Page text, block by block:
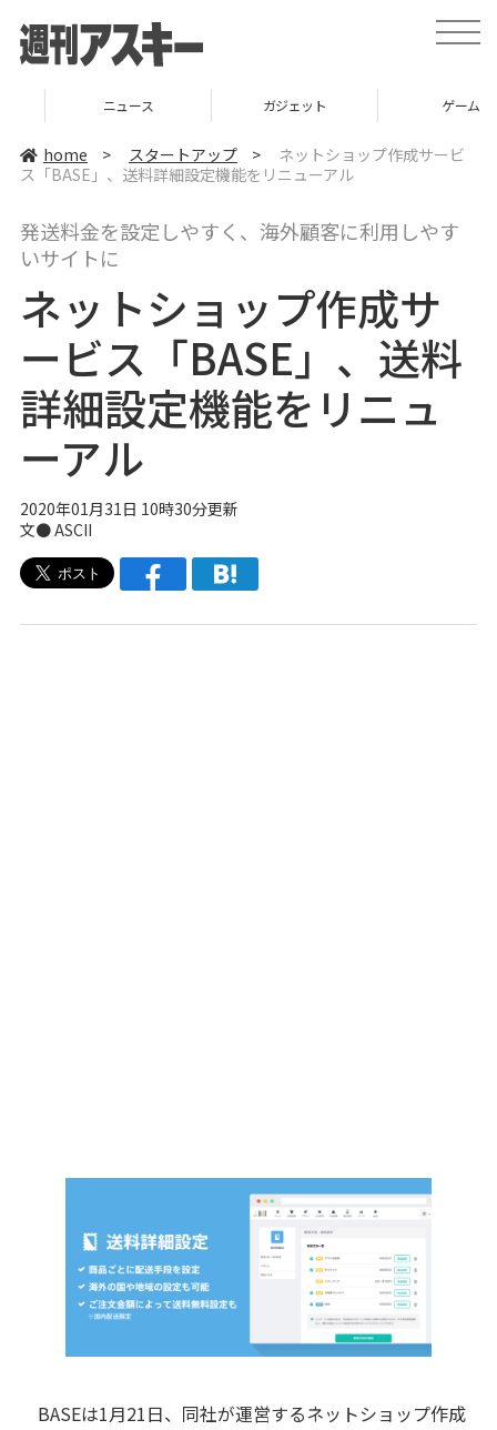
t
o
e
a
v
t
ニュース ガジェット
home > スタートアップ >
ネットショップ作成サービ
ス「BASE」、送料詳細設定機能をリニューアル
発送料金を設定しやすく、海外顧客に利用しやす
いサイトに
ネットショップ作成サ
ービス「BASE」、送料
詳細設定機能をリニュ
ーアル
2020年01月31日 10時30分更新
文● ASCII
BASEは1月21日、同社が運営するネットショップ作成